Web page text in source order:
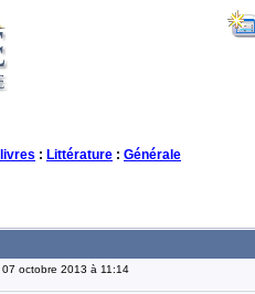
: Littérature : Générale
octobre 2013 à 11:14